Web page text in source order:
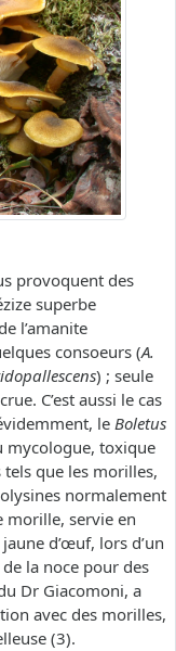
provoquent des
superbe
l’amanite
consoeurs (A.
) ; seule
C’est aussi le cas
le Boletus
mycologue, toxique
que les morilles,
normalement
morille, servie en
d’œuf, lors d’un
la noce pour des
Dr Giacomoni, a
avec des morilles,
(3).